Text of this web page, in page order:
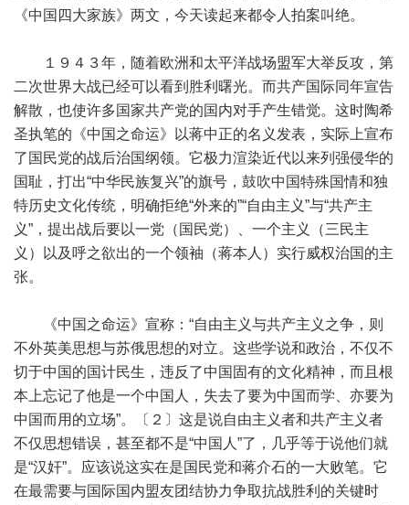
《中国四大家族》两文，今天读起来都令人拍案叫绝。
１９４３年，随着欧洲和太平洋战场盟军大举反攻，第
二次世界大战已经可以看到胜利曙光。而共产国际同年宣告
解散，也使许多国家共产党的国内对手产生错觉。这时陶希
圣执笔的《中国之命运》以蒋中正的名义发表，实际上宣布
了国民党的战后治国纲领。它极力渲染近代以来列强侵华的
国耻，打出“中华民族复兴”的旗号，鼓吹中国特殊国情和独
特历史文化传统，明确拒绝“外来的”“自由主义”与“共产主
义”，提出战后要以一党（国民党）、一个主义（三民主
义）以及呼之欲出的一个领袖（蒋本人）实行威权治国的主
张。
《中国之命运》宣称：“自由主义与共产主义之争，则
不外英美思想与苏俄思想的对立。这些学说和政治，不仅不
切于中国的国计民生，违反了中国固有的文化精神，而且根
本上忘记了他是一个中国人，失去了要为中国而学、亦要为
中国而用的立场”。〔２〕这是说自由主义者和共产主义者
不仅思想错误，甚至都不是“中国人”了，几乎等于说他们就
是“汉奸”。应该说这实在是国民党和蒋介石的一大败笔。它
在最需要与国际国内盟友团结协力争取抗战胜利的关键时